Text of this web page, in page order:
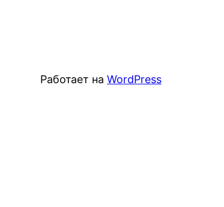
Работает на WordPress